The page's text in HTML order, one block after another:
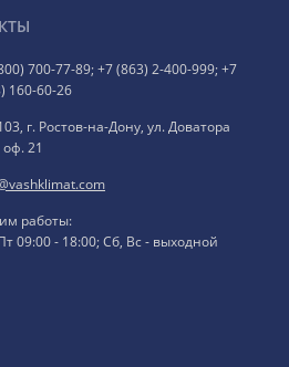
700-77-89; +7 (863) 2-400-999; +7
160-60-26
г. Ростов-на-Дону, ул. Доватора
оф. 21
работы:
09:00 - 18:00; Сб, Вс - выходной